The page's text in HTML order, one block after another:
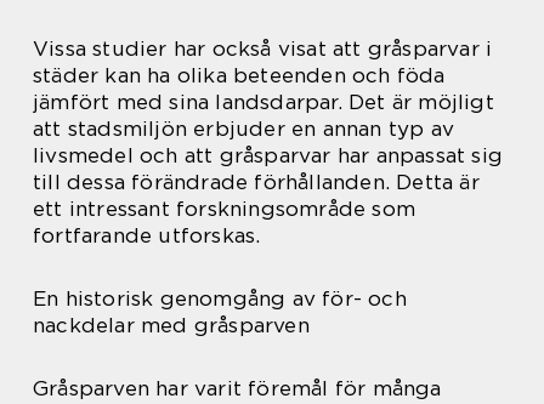
Vissa studier har också visat att gråsparvar i
städer kan ha olika beteenden och föda
jämfört med sina landsdarpar. Det är möjligt
att stadsmiljön erbjuder en annan typ av
livsmedel och att gråsparvar har anpassat sig
till dessa förändrade förhållanden. Detta är
ett intressant forskningsområde som
fortfarande utforskas.
En historisk genomgång av för- och
nackdelar med gråsparven
Gråsparven har varit föremål för många